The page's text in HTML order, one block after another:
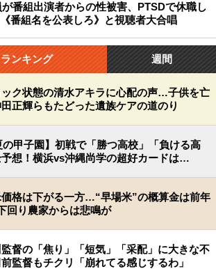
番組出演者からの性被害、PTSDで休職し
番組名を公表しろ》と視聴者大合唱
ンキング 週間
ク状態の清水アキラに心配の声…子供を亡
田正輝らもたどった遺族ケアの道のり
の甲子園】初戦で「勝つ高校」「負ける高
想！横浜vs沖縄尚学の超好カードは…
価格は下がる一方…“早場米”の概算金は前年
回り農家からは悲鳴が
督の「焦り」「短気」「采配」に大きな不
監督もチクリ「崩れてる感じするわ」